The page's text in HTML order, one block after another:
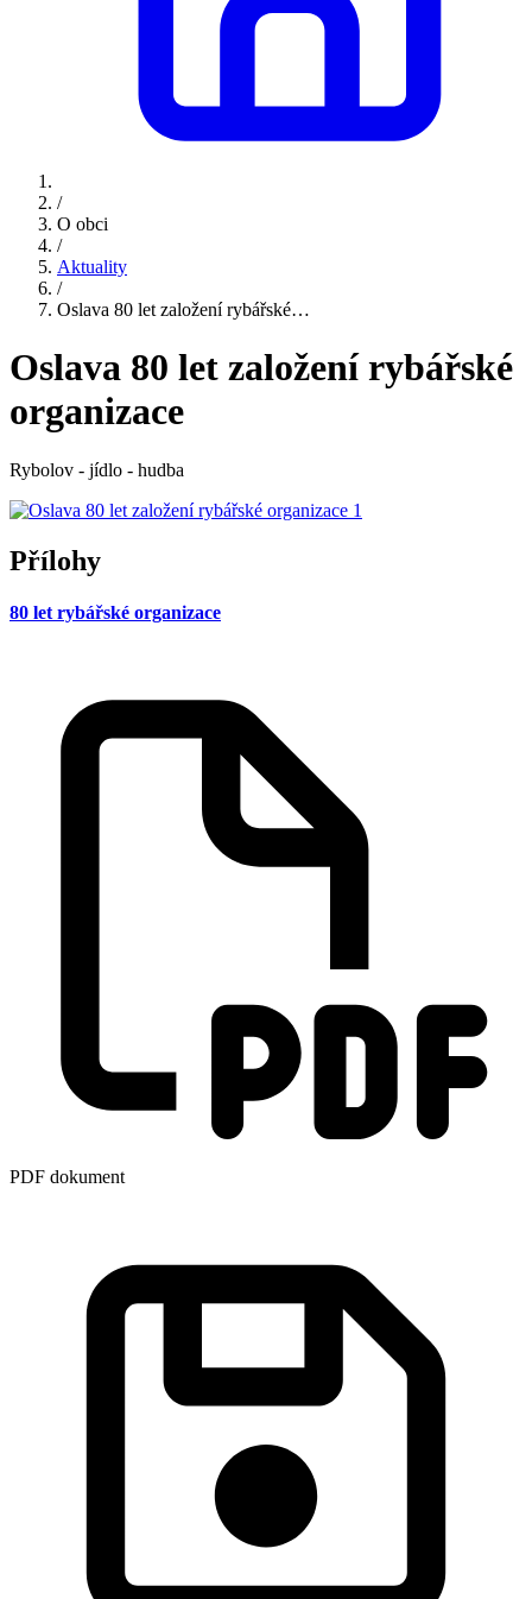
/
O obci
/
Aktuality
/
Oslava 80 let založení rybářské…
Oslava 80 let založení rybářské
organizace
Rybolov - jídlo - hudba
Přílohy
80 let rybářské organizace
PDF dokument